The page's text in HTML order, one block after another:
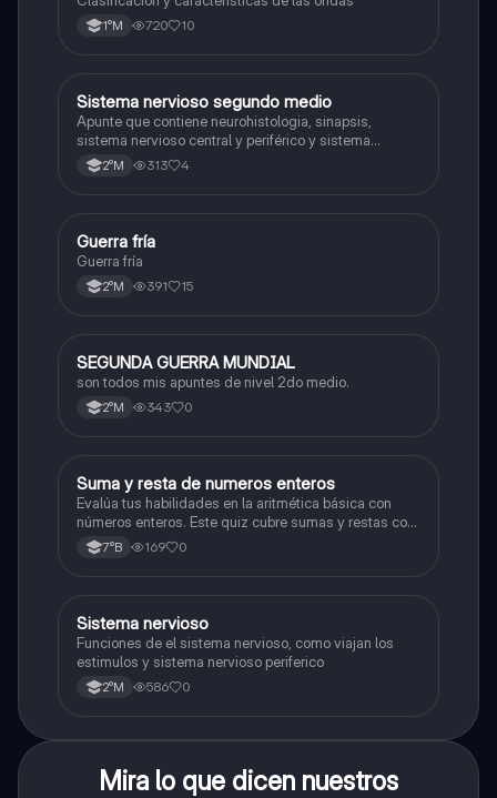
1°M 720 10
Biología
Sistema nervioso segundo medio
Apunte que contiene neurohistologia, sinapsis,
sistema nervioso central y periférico y sistema
endocrino
2°M 313 4
Historia
Guerra fría
Guerra fría
2°M 391 15
Historia
SEGUNDA GUERRA MUNDIAL
son todos mis apuntes de nivel 2do medio.
2°M 343 0
SMatemáticas
Suma y resta de numeros enteros
Evalúa tus habilidades en la aritmética básica con
números enteros. Este quiz cubre sumas y restas con
números positivos y negativos.
7°B 169 0
SBiología
Sistema nervioso
Funciones de el sistema nervioso, como viajan los
estimulos y sistema nervioso periferico
2°M 586 0
Mira lo que dicen nuestros